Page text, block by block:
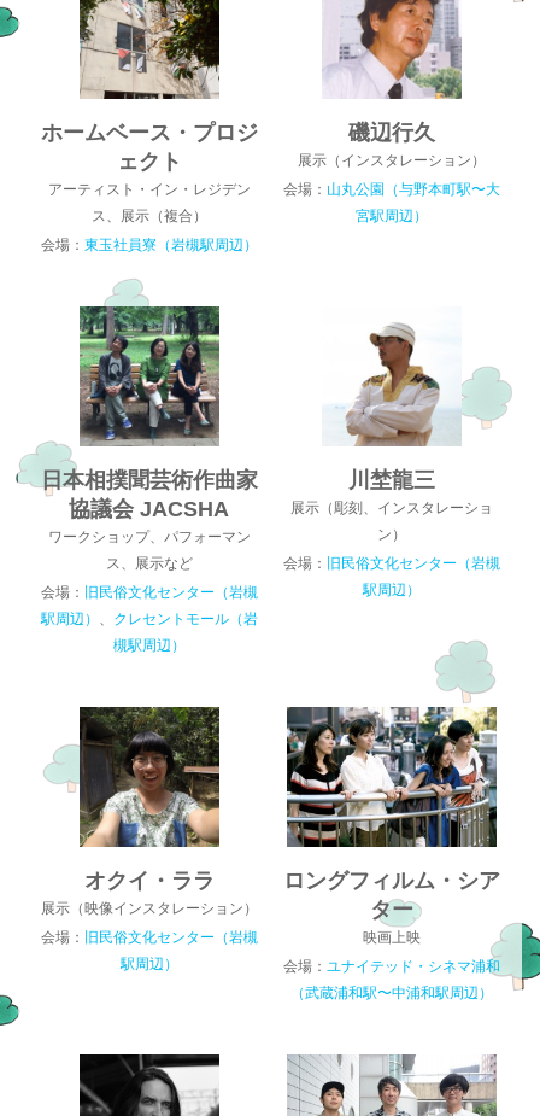
ホームベース・プロジ
ェクト
アーティスト・イン・レジデン
ス、展示（複合）
会場： 東玉社員寮（岩槻駅周辺）
磯辺行久
展示（インスタレーション）
会場： 山丸公園（与野本町駅〜大
宮駅周辺）
日本相撲聞芸術作曲家
協議会 JACSHA
ワークショップ、パフォーマン
ス、展示など
会場：
旧民俗文化センター（岩槻
駅周辺）
クレセントモール（岩
槻駅周辺）
川埜龍三
展示（彫刻、インスタレーショ
ン）
会場：
旧民俗文化センター（岩槻
駅周辺）
オクイ・ララ
展示（映像インスタレーション）
会場：
旧民俗文化センター（岩槻
駅周辺）
ロングフィルム・シア
ター
映画上映
会場： ユナイテッド・シネマ浦和
（武蔵浦和駅〜中浦和駅周辺）